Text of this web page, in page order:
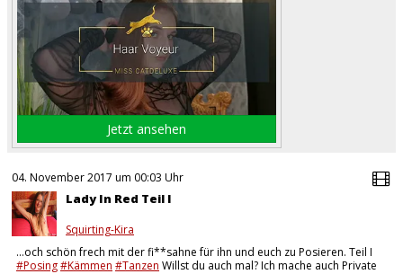
Jetzt ansehen
04. November 2017 um 00:03 Uhr
Lady In Red Teil I
Squirting-Kira
…och schön frech mit der fi**sahne für ihn und euch zu Posieren. Teil I
#Posing#Kämmen #Tanzen Willst du auch mal? Ich mache auch Private